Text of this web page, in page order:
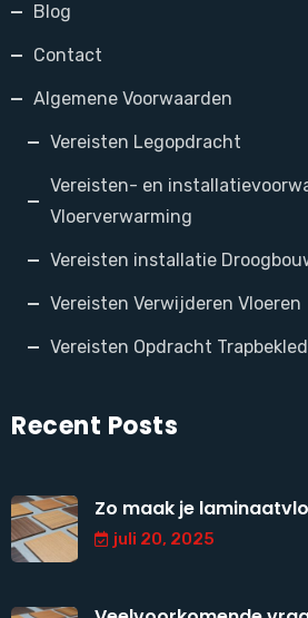
Blog
Contact
Algemene Voorwaarden
Vereisten Legopdracht
Vereisten- en
Vloerverwarming
Vereisten installatie
Vereisten Verwijderen Vloeren
Vereisten Opdracht
Recent Posts
Zo maak je
juli 20, 2025